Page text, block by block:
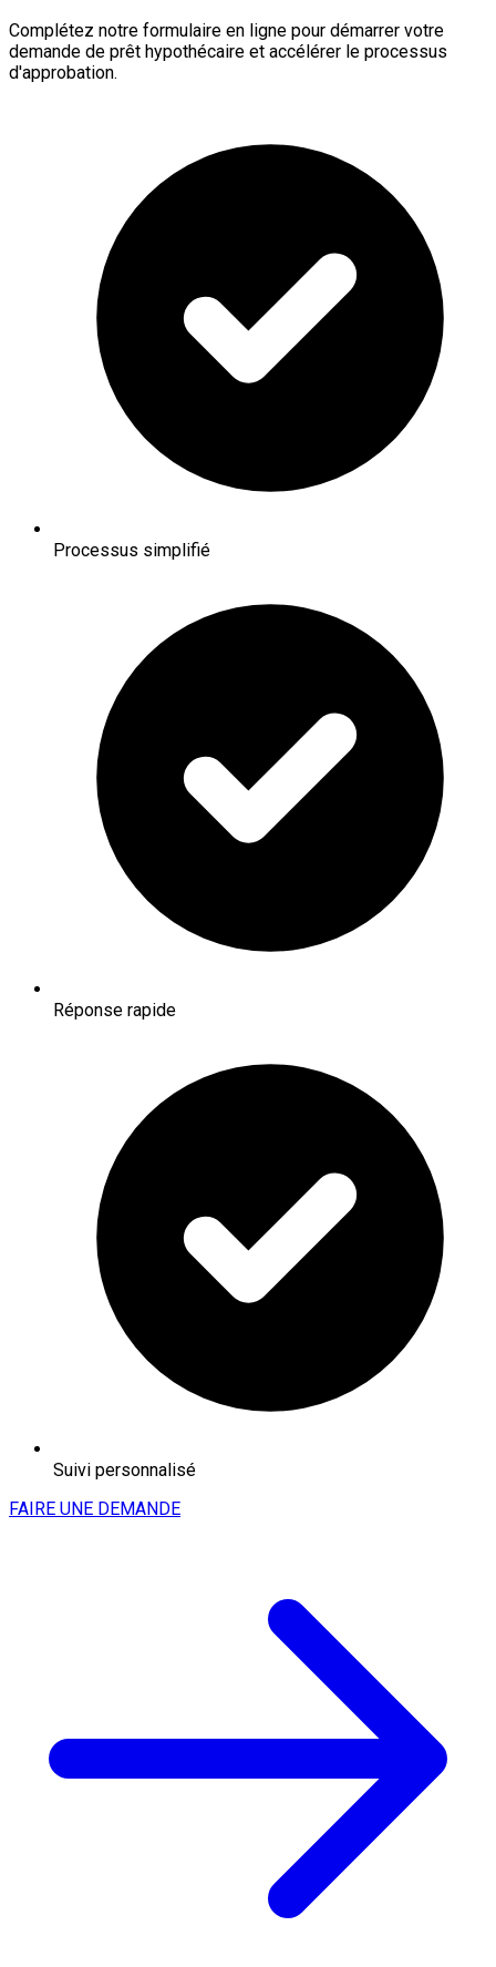
Complétez notre formulaire en ligne pour démarrer votre
demande de prêt hypothécaire et accélérer le processus
d'approbation.
Processus simplifié
Réponse rapide
Suivi personnalisé
FAIRE UNE DEMANDE